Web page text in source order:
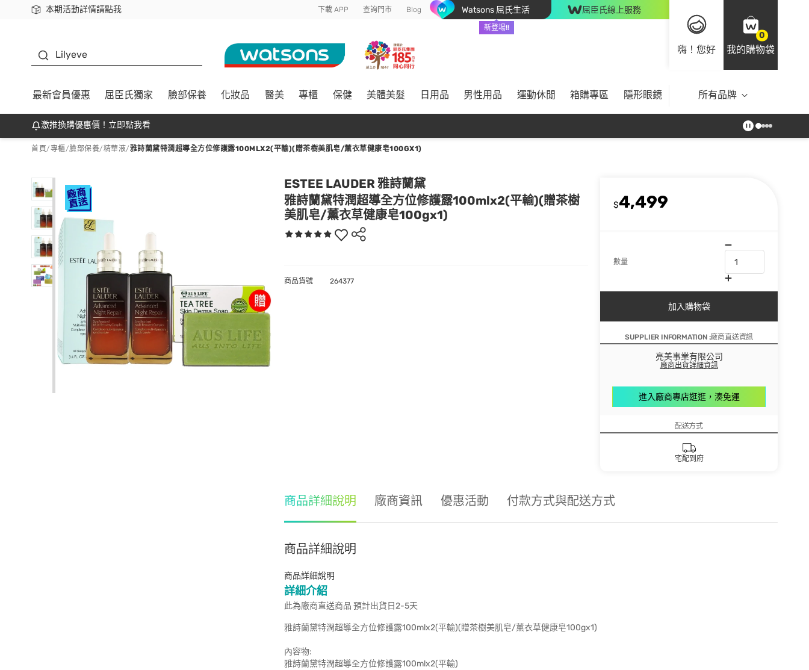
本期活動詳情請點我
下載app最高回饋$350 下載 APP 查詢門市 Blog Watsons 屈氏生活
新登場!!
屈臣氏線上服務
嗨！您好
0
我的購物袋
Lilyeve
最新會員優惠 屈臣氏獨家 臉部保養 化妝品 醫美 專櫃 保健 美體美髮 日用品 男性用品 運動休閒 箱購專區 隱形眼鏡 所有品牌
激推換購優惠價！立即點我看
首頁/專櫃/臉部保養/精華液/雅詩蘭黛特潤超導全方位修護露100MLX2(平輸)(贈茶樹美肌皂/薰衣草健康皂100GX1)
ESTEE LAUDER 雅詩蘭黛
雅詩蘭黛特潤超導全方位修護露100mlx2(平輸)(贈茶樹
美肌皂/薰衣草健康皂100gx1)
$4,499
數量
加入購物袋
SUPPLIER INFORMATION :廠商直送資訊
亮美事業有限公司
廠商出貨詳細資訊
進入廠商專店逛逛，湊免運
配送方式
宅配到府
商品貨號 264377
商品詳細說明 廠商資訊 優惠活動 付款方式與配送方式
商品詳細說明
商品詳細說明
詳細介紹
此為廠商直送商品 預計出貨日2-5天
雅詩蘭黛特潤超導全方位修護露100mlx2(平輸)(贈茶樹美肌皂/薰衣草健康皂100gx1)
內容物:
雅詩蘭黛特潤超導全方位修護露100mlx2(平輸)